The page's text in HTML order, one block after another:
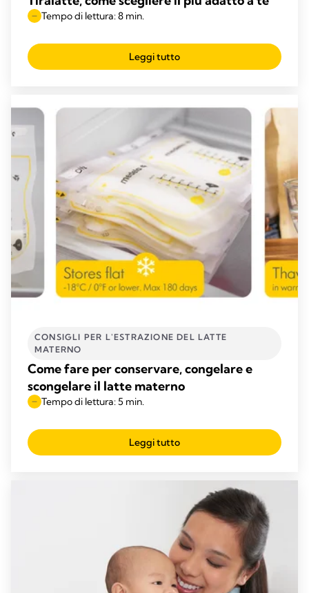
Tempo di lettura: 8 min.
Leggi tutto
CONSIGLI PER L'ESTRAZIONE DEL LATTE
MATERNO
Come fare per conservare, congelare e
scongelare il latte materno
Tempo di lettura: 5 min.
Leggi tutto